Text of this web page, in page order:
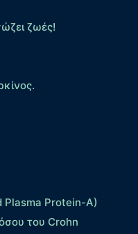
ζωές!
Plasma Protein-A)
του Crohn